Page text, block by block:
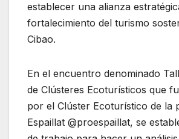
establecer una alianza
fortalecimiento del turismo
Cibao.
En el encuentro denominado
de Clústeres Ecoturísticos que
por el Clúster Ecoturístico de la
Espaillat @proespaillat, se